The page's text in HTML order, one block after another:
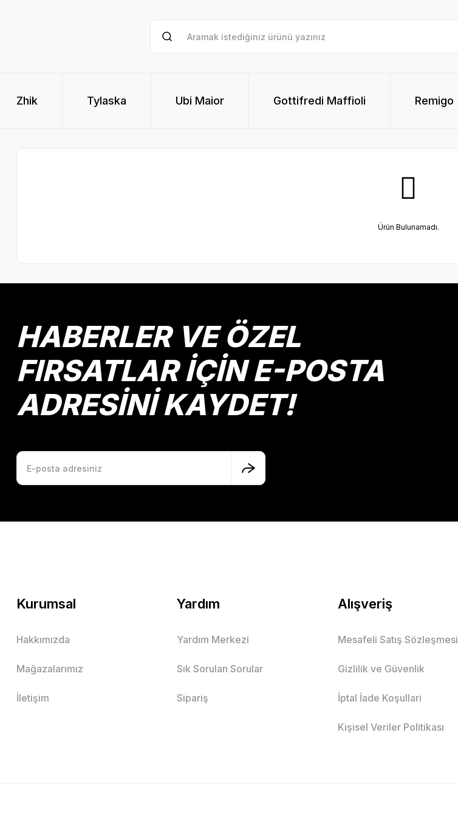
Zhik Tylaska Ubi Maior Gottifredi Maffioli Remigo
Ürün Bulunamadı.
HABERLER VE ÖZEL
FIRSATLAR İÇİN E-POSTA
ADRESİNİ KAYDET!
Kurumsal
Hakkımızda
Mağazalarımız
İletişim
Yardım
Yardım Merkezi
Sık Sorulan Sorular
Sipariş
Alışveriş
Mesafeli Satış Sözleşmesi
Gizlilik ve Güvenlik
İptal İade Koşullari
Kişisel Veriler Politikası